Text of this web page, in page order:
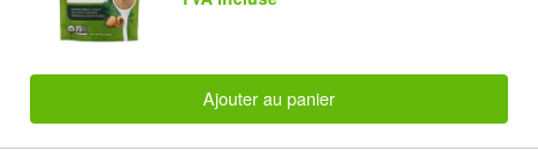
Ajouter au panier